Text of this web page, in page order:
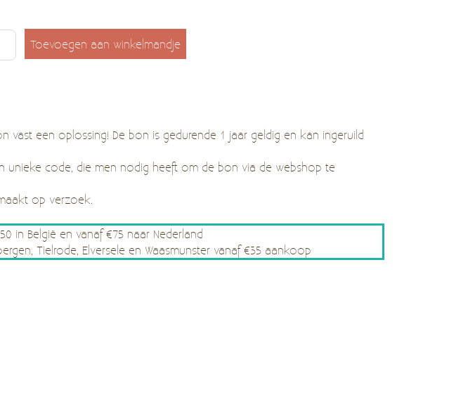
vast een oplossing! De bon is gedurende 1 jaar geldig en kan ingeruild
unieke code, die men nodig heeft om de bon via de webshop te
op verzoek.
in België en vanaf €75 naar Nederland
Tielrode, Elversele en Waasmunster vanaf €35 aankoop